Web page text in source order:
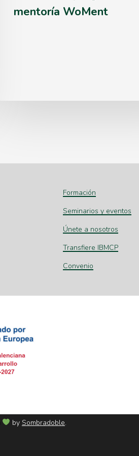
programa
mentoría WoMent
Formación
Seminarios y eventos
Únete a nosotros
Transfiere IBMCP
Convenio
by Sombradoble.